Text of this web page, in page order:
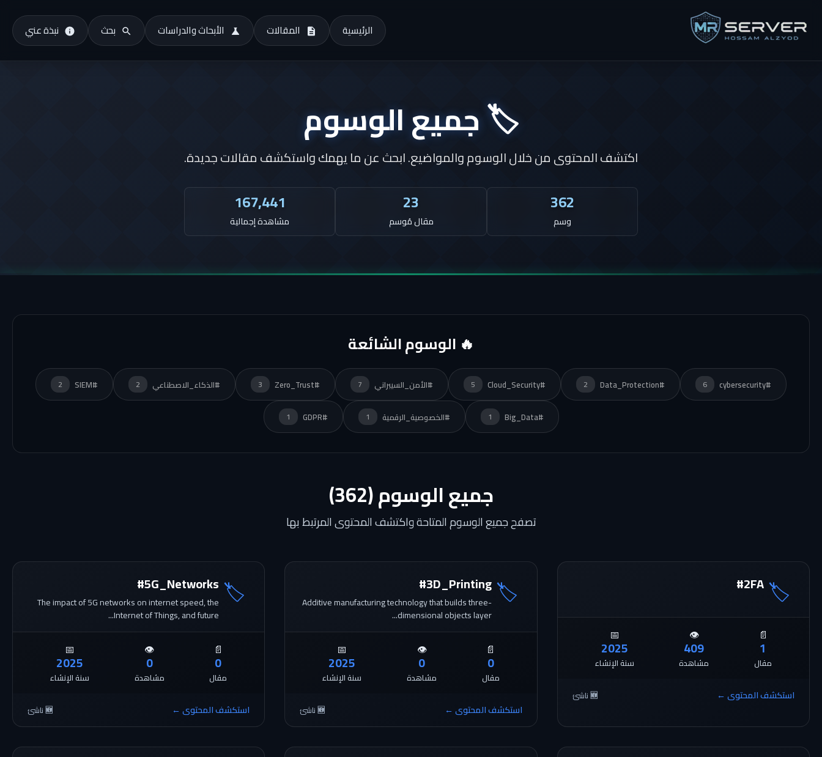
الرئيسية المقالات الأبحاث والدراسات بحث نبذة عني
🏷️ جميع الوسوم
اكتشف المحتوى من خلال الوسوم والمواضيع. ابحث عن ما يهمك واستكشف مقالات جديدة.
362
وسم
23
مقال مُوسم
167,441
مشاهدة إجمالية
🔥 الوسوم الشائعة
#cybersecurity
6
#Data_Protection
2
#Cloud_Security
5 #الأمن_السيبراني 7
#Zero_Trust
3 #الذكاء_الاصطناعي 2
#SIEM
2
#Big_Data
1 #الخصوصية_الرقمية 1
#GDPR
1
جميع الوسوم (362)
تصفح جميع الوسوم المتاحة واكتشف المحتوى المرتبط بها
🏷️
#2FA
📄
1
مقال
👁️
409
مشاهدة
📅
2025
سنة الإنشاء
استكشف المحتوى ← 🆕 ناشئ
🏷️
#3D_Printing
Additive manufacturing technology that builds three-
dimensional objects layer...
📄
0
مقال
👁️
0
مشاهدة
📅
2025
سنة الإنشاء
استكشف المحتوى ← 🆕 ناشئ
🏷️
#5G_Networks
The impact of 5G networks on internet speed, the
Internet of Things, and future...
📄
0
مقال
👁️
0
مشاهدة
📅
2025
سنة الإنشاء
استكشف المحتوى ← 🆕 ناشئ